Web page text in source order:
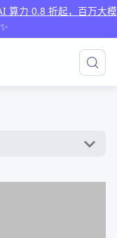
算力 0.8 折起，百万大模
✨